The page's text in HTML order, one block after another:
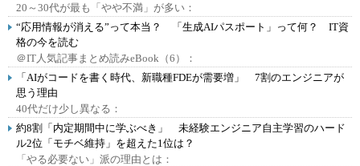
20～30代が最も「やや不満」が多い：
“応用情報が消える”って本当？ 「生成AIパスポート」って何？ IT資
格の今を読む
＠IT人気記事まとめ読みeBook（6）：
「AIがコードを書く時代、新職種FDEが需要増」 7割のエンジニアが
思う理由
40代だけ少し異なる：
約8割「内定期間中に学ぶべき」 未経験エンジニア自主学習のハード
ル2位「モチベ維持」を超えた1位は？
「やる必要ない」派の理由とは：